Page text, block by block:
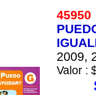
2009,
Valor :